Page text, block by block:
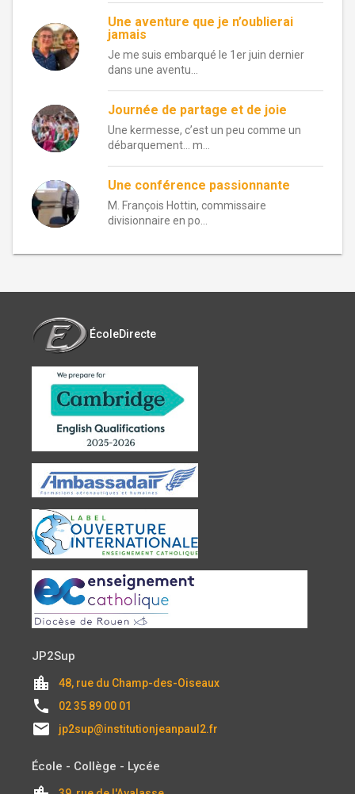
Une aventure que je n’oublierai
jamais
Je me suis embarqué le 1er juin dernier
dans une aventu...
Journée de partage et de joie
Une kermesse, c’est un peu comme un
débarquement… m...
Une conférence passionnante
M. François Hottin, commissaire
divisionnaire en po...
ÉcoleDirecte
JP2Sup
location_city 48, rue du Champ-des-Oiseaux
local_phone 02 35 89 00 01
email jp2sup@institutionjeanpaul2.fr
École - Collège - Lycée